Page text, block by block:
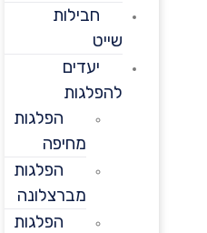
חבילות
יעדים
להפלגות
הפלגות
מחיפה
הפלגות
מברצלונה
הפלגות